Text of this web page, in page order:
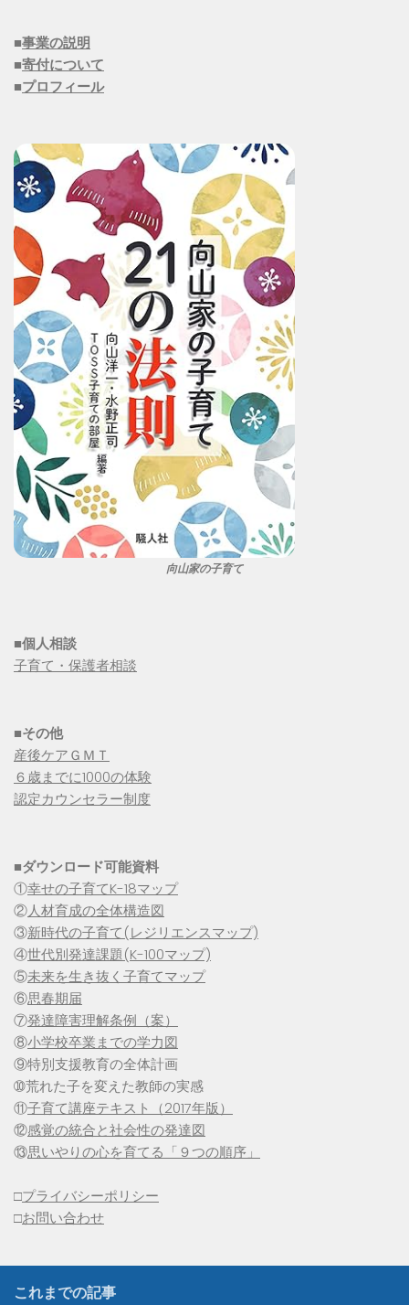
■事業の説明
■寄付について
■プロフィール
向山家の子育て
■個人相談
子育て・保護者相談
■その他
産後ケアＧＭＴ
６歳までに1000の体験
認定カウンセラー制度
■ダウンロード可能資料
①幸せの子育てK-18マップ
②人材育成の全体構造図
③新時代の子育て(レジリエンスマップ)
④世代別発達課題(K-100マップ)
⑤未来を生き抜く子育てマップ
⑥思春期届
⑦発達障害理解条例（案）
⑧小学校卒業までの学力図
⑨特別支援教育の全体計画
➉荒れた子を変えた教師の実感
⑪子育て講座テキスト（2017年版）
⑫感覚の統合と社会性の発達図
⑬思いやりの心を育てる「９つの順序」
□プライバシーポリシー
□お問い合わせ
これまでの記事